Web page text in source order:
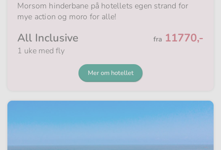
Morsom hinderbane på hotellets egen strand for
mye action og moro for alle!
All Inclusive Fra
fra 11770,-
1 uke med fly
Mer om hotellet